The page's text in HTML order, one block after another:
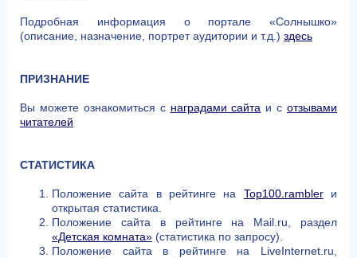
Подробная информация о портале «Солнышко»
(описание, назначение, портрет аудитории и т.д.) здесь
ПРИЗНАНИЕ
Вы можете ознакомиться с наградами сайта и с отзывами
читателей
СТАТИСТИКА
Положение сайта в рейтинге на Top100.ramblerи
открытая статистика.
Положение сайта в рейтинге на Mail.ru, раздел
«Детская комната» (статистика по запросу).
Положение сайта в рейтинге на LiveInternet.ru,